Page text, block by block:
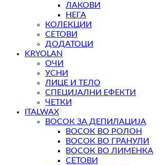
ЛАКОВИ
НЕГА
КОЛЕКЦИИ
СЕТОВИ
ДОДАТОЦИ
KRYOLAN
ОЧИ
УСНИ
ЛИЦЕ И ТЕЛО
СПЕЦИЈАЛНИ ЕФЕКТИ
ЧЕТКИ
ITALWAX
ВОСОК ЗА ДЕПИЛАЦИЈА
ВОСОК ВО РОЛОН
ВОСОК ВО ГРАНУЛИ
ВОСОК ВО ЛИМЕНКА
СЕТОВИ